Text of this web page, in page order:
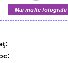
Mai multe fotografii